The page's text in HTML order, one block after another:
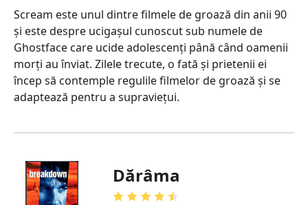
Scream este unul dintre filmele de groază din anii 90
și este despre ucigașul cunoscut sub numele de
Ghostface care ucide adolescenți până când oamenii
morți au înviat. Zilele trecute, o fată și prietenii ei
încep să contemple regulile filmelor de groază și se
adaptează pentru a supraviețui.
Dărâma